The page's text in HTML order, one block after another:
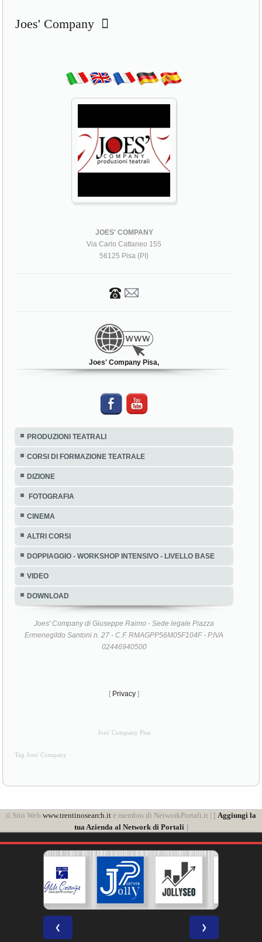
56125 Pisa (PI)
Joes' Company Pisa,
PRODUZIONI TEATRALI
CORSI DI FORMAZIONE TEATRALE
DIZIONE
FOTOGRAFIA
CINEMA
ALTRI CORSI
DOPPIAGGIO - WORKSHOP INTENSIVO - LIVELLO BASE
VIDEO
DOWNLOAD
Tag Joes' Company
il Sito Webwww.trentinosearch.itè membro di NetworkPortali.it | [Aggiungi la
tua Azienda al Network di Portali]